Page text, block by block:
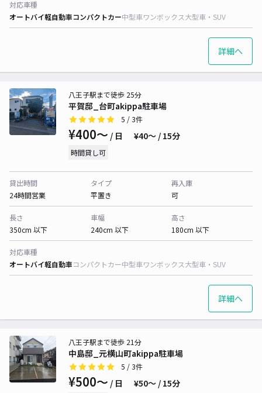
対応車種
オートバイ軽自動車コンパクトカー中型車ワンボックス大型車・SUV
詳細へ
平賀邸_台町akippa駐車場
八王子駅まで徒歩 25分
5 / 3件
¥400〜 / 日 ¥40〜 / 15分
時間貸し可
貸出時間
24時間営業
タイプ
平置き
再入庫
可
長さ
350cm 以下
車幅
240cm 以下
高さ
180cm 以下
対応車種
オートバイ軽自動車コンパクトカー中型車ワンボックス大型車・SUV
詳細へ
中島邸_元横山町akippa駐車場
八王子駅まで徒歩 21分
5 / 3件
¥500〜 / 日 ¥50〜 / 15分